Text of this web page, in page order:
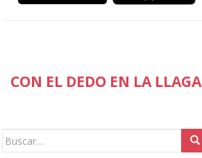
CON EL DEDO EN LA LLAGA
Buscar: